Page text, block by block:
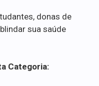
donas de
sua saúde
Categoria: